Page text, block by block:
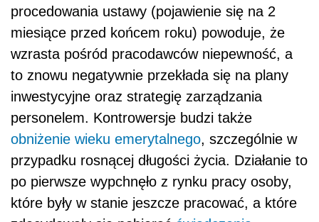
procedowania ustawy (pojawienie się na 2
miesiące przed końcem roku) powoduje, że
wzrasta pośród pracodawców niepewność, a
to znowu negatywnie przekłada się na plany
inwestycyjne oraz strategię zarządzania
personelem. Kontrowersje budzi także
obniżenie wieku emerytalnego, szczególnie w
przypadku rosnącej długości życia. Działanie to
po pierwsze wypchnęło z rynku pracy osoby,
które były w stanie jeszcze pracować, a które